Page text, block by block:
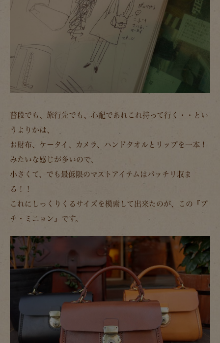
普段でも、旅行先でも、心配であれこれ持って行く・・とい
うよりかは、
お財布、ケータイ、カメラ、ハンドタオルとリップを一本！
みたいな感じが多いので、
小さくて、でも最低限のマストアイテムはバッチリ収ま
る！！
これにしっくりくるサイズを模索して出来たのが、この『プ
チ・ミニョン』です。